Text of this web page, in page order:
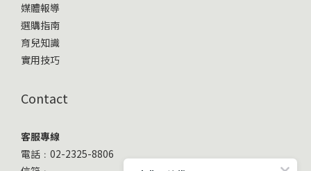
媒體報導
選購指南
育兒知識
實用技巧
Contact
客服專線
電話﹕02-2325-8806